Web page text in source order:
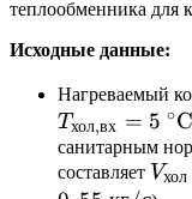
теплообменника для
Исходные данные:
Нагреваемый
Tхол,вх = 5 ∘C
санитарным
составляет Vхол